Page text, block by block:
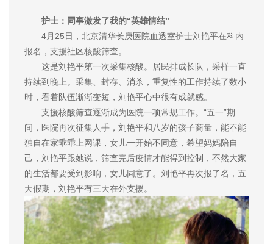
护士：同事激发了我的“英雄情结”
4月25日，北京清华长庚医院血透室护士刘艳平在科内
报名，支援社区核酸筛查。
这是刘艳平第一次采集核酸。居民排成长队，采样一直
持续到晚上。采集、封存、消杀，重复性的工作持续了数小
时，看着队伍渐渐变短，刘艳平心中很有成就感。
支援核酸筛查逐渐成为医院一项常规工作。“五一”期
间，医院再次征集人手，刘艳平和八岁的孩子商量，能不能
独自在家乖乖上网课，女儿一开始不同意，希望妈妈陪自
己，刘艳平跟她说，筛查完后疫情才能得到控制，不然大家
的生活都要受到影响，女儿同意了。刘艳平再次报了名，五
天假期，刘艳平有三天在外支援。